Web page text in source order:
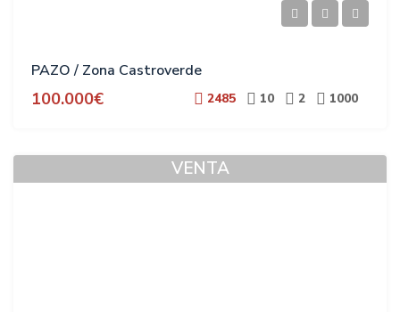
PAZO / Zona Castroverde
100.000€ 2485 10 2 1000
VENTA